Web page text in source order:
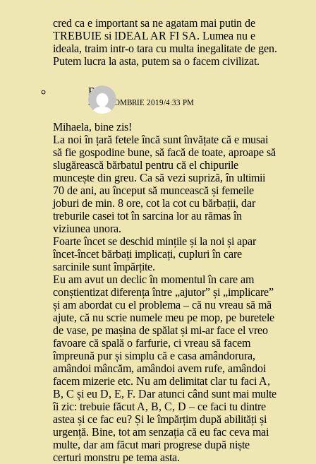
cred ca e important sa ne agatam mai putin de
TREBUIE si IDEAL AR FI SA. Lumea nu e
ideala, traim intr-o tara cu multa inegalitate de gen.
Putem lucra la asta, putem sa o facem civilizat.
Rox
28 OCTOMBRIE 2019/4:33 PM
Mihaela, bine zis!
La noi în țară fetele încă sunt învățate că e musai
să fie gospodine bune, să facă de toate, aproape să
slugărească bărbatul pentru că el chipurile
muncește din greu. Ca să vezi supriză, în ultimii
70 de ani, au început să muncească și femeile
joburi de min. 8 ore, cot la cot cu bărbații, dar
treburile casei tot în sarcina lor au rămas în
viziunea unora.
Foarte încet se deschid mințile și la noi și apar
încet-încet bărbați implicați, cupluri în care
sarcinile sunt împărțite.
Eu am avut un declic în momentul în care am
conștientizat diferența între „ajutor” și „implicare”
și am abordat cu el problema – că nu vreau să mă
ajute, că nu scrie numele meu pe mop, pe buretele
de vase, pe mașina de spălat și mi-ar face el vreo
favoare că spală o farfurie, ci vreau să facem
împreună pur și simplu că e casa amândorura,
amândoi mâncăm, amândoi avem rufe, amândoi
facem mizerie etc. Nu am delimitat clar tu faci A,
B, C și eu D, E, F. Dar atunci când sunt mai multe
îi zic: trebuie făcut A, B, C, D – ce faci tu dintre
astea și ce fac eu? Și le împărțim după abilități și
urgență. Bine, tot am senzația că eu fac ceva mai
multe, dar am făcut mari progrese după niște
certuri monstru pe tema asta.